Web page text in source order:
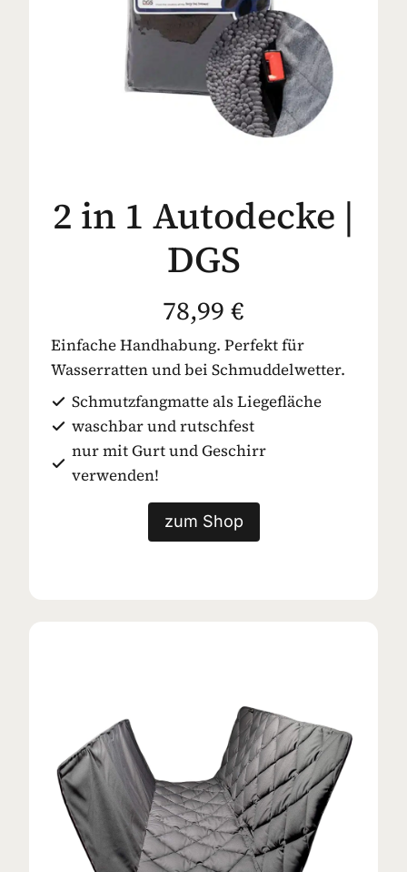
2 in 1 Autodecke |
DGS
78,99 €
Einfache Handhabung. Perfekt für
Wasserratten und bei Schmuddelwetter.
Schmutzfangmatte als Liegefläche
waschbar und rutschfest
nur mit Gurt und Geschirr
verwenden!
zum Shop